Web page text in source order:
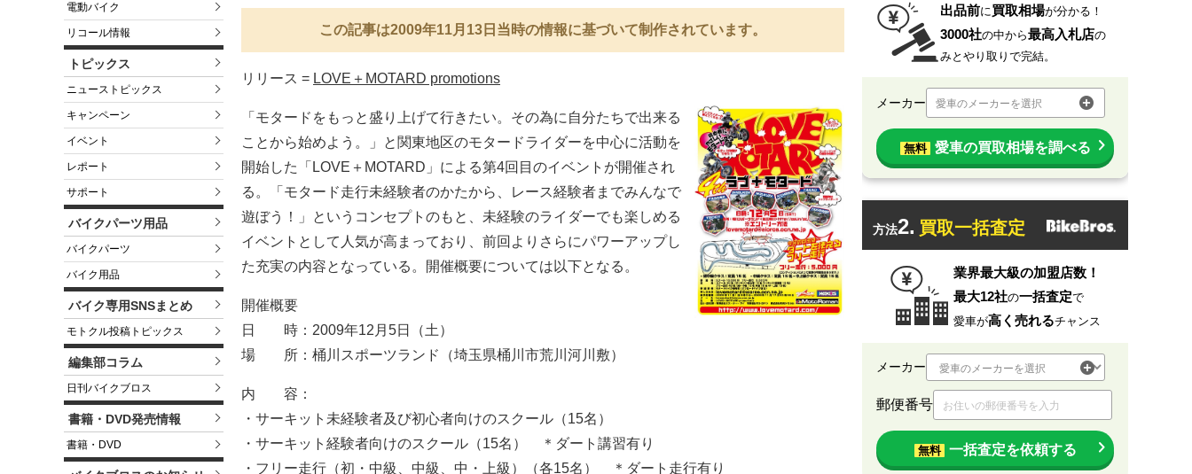
電動バイク
リコール情報
トピックス
ニューストピックス
キャンペーン
イベント
レポート
サポート
バイクパーツ用品
バイクパーツ
バイク用品
バイク専用SNSまとめ
モトクル投稿トピックス
編集部コラム
日刊バイクブロス
書籍・DVD発売情報
書籍・DVD
この記事は2009年11月13日当時の情報に基づいて制作されています。
リリース = LOVE＋MOTARD promotions
「モタードをもっと盛り上げて行きたい。その為に自分たちで出来る
ことから始めよう。」と関東地区のモタードライダーを中心に活動を
開始した「LOVE＋MOTARD」による第4回目のイベントが開催され
る。「モタード走行未経験者のかたから、レース経験者までみんなで
遊ぼう！」というコンセプトのもと、未経験のライダーでも楽しめる
イベントとして人気が高まっており、前回よりさらにパワーアップし
た充実の内容となっている。開催概要については以下となる。
開催概要
日 時：2009年12月5日（土）
場 所：桶川スポーツランド（埼玉県桶川市荒川河川敷）
内 容：
・サーキット未経験者及び初心者向けのスクール（15名）
・サーキット経験者向けのスクール（15名） ＊ダート講習有り
・フリー走行（初・中級、中級、中・上級）（各15名） ＊ダート走行有り
出品前に買取相場が分かる！
3000社の中から最高入札店の
みとやり取りで完結。
メーカー 愛車のメーカーを選択
無料 愛車の買取相場を調べる
方法2. 買取一括査定
業界最大級の加盟店数！
最大12社の一括査定で
愛車が高く売れるチャンス
メーカー
郵便番号
無料 一括査定を依頼する